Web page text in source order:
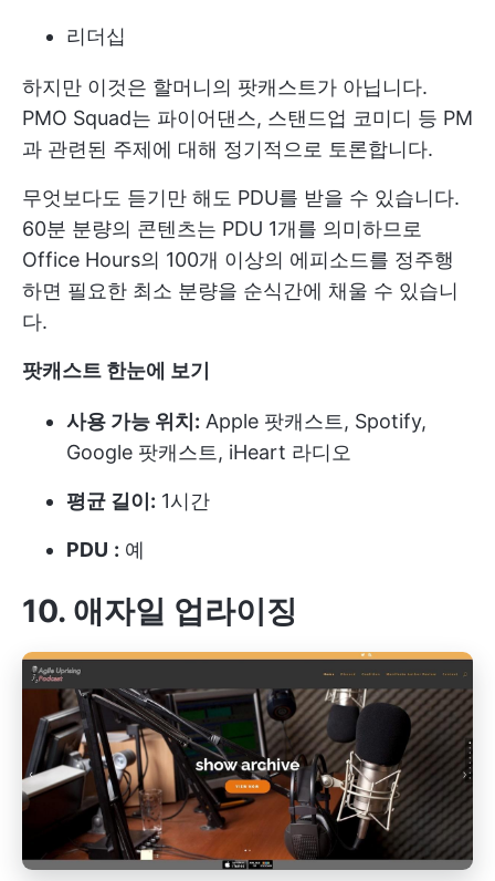
리더십
하지만 이것은 할머니의 팟캐스트가 아닙니다.
PMO Squad는 파이어댄스, 스탠드업 코미디 등 PM
과 관련된 주제에 대해 정기적으로 토론합니다.
무엇보다도 듣기만 해도 PDU를 받을 수 있습니다.
60분 분량의 콘텐츠는 PDU 1개를 의미하므로
Office Hours의 100개 이상의 에피소드를 정주행
하면 필요한 최소 분량을 순식간에 채울 수 있습니
다.
팟캐스트 한눈에 보기
사용 가능 위치: Apple 팟캐스트, Spotify,
Google 팟캐스트, iHeart 라디오
평균 길이: 1시간
PDU : 예
10. 애자일 업라이징